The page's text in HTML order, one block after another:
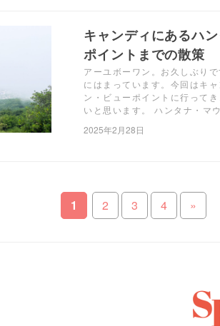
キャンディにあるハ
ポイントまでの散策
アーユボーワン。お久しぶり
にはまっています。今回はキ
ン・ビューポイントに行って
いと思います。 ハンタナ・マ
2025年2月28日
1 2 3 4 »